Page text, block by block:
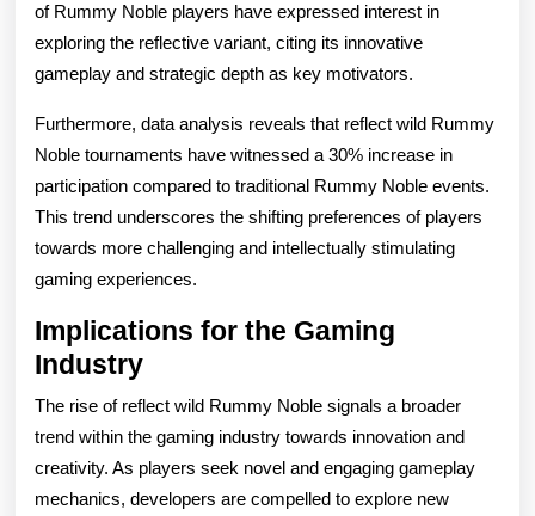
of Rummy Noble players have expressed interest in
exploring the reflective variant, citing its innovative
gameplay and strategic depth as key motivators.
Furthermore, data analysis reveals that reflect wild Rummy
Noble tournaments have witnessed a 30% increase in
participation compared to traditional Rummy Noble events.
This trend underscores the shifting preferences of players
towards more challenging and intellectually stimulating
gaming experiences.
Implications for the Gaming
Industry
The rise of reflect wild Rummy Noble signals a broader
trend within the gaming industry towards innovation and
creativity. As players seek novel and engaging gameplay
mechanics, developers are compelled to explore new